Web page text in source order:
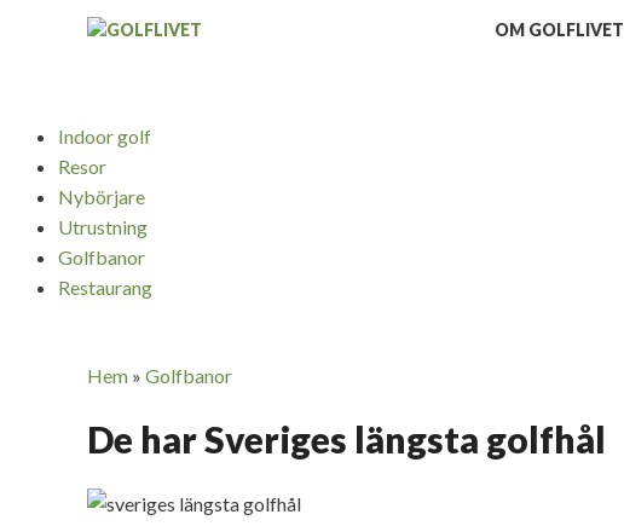
OM GOLFLIVET
Indoor golf
Resor
Nybörjare
Utrustning
Golfbanor
Restaurang
Hem » Golfbanor
De har Sveriges längsta golfhål